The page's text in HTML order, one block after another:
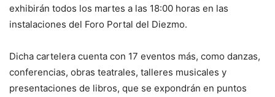
exhibirán todos los martes a las 18:00 horas en las
instalaciones del Foro Portal del Diezmo.
Dicha cartelera cuenta con 17 eventos más, como danzas,
conferencias, obras teatrales, talleres musicales y
presentaciones de libros, que se expondrán en puntos